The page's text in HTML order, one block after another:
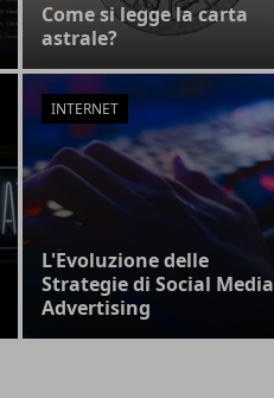
Come si legge la carta
astrale?
INTERNET
L'Evoluzione delle
Strategie di Social Media
Advertising